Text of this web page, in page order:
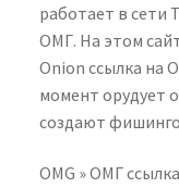
работает в сети
ОМГ. На этом
Onion ссылка на
момент орудует
создают
OMG » ОМГ